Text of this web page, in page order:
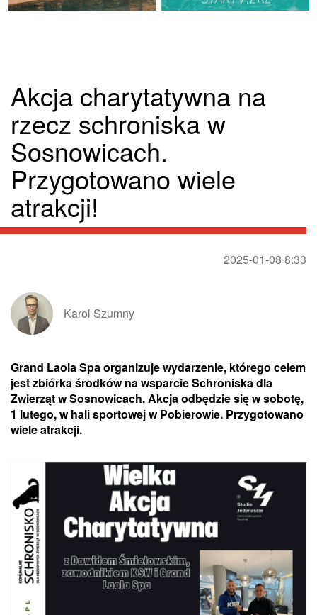
Akcja charytatywna na
rzecz schroniska w
Sosnowicach.
Przygotowano wiele
atrakcji!
2025-01-08 8:33
Karol Szumny
Grand Laola Spa organizuje wydarzenie, którego celem
jest zbiórka środków na wsparcie Schroniska dla
Zwierząt w Sosnowicach. Akcja odbędzie się w sobotę,
1 lutego, w hali sportowej w Pobierowie. Przygotowano
wiele atrakcji.